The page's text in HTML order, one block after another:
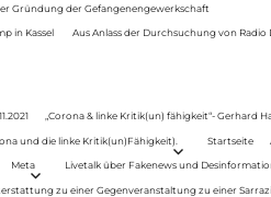
Gründung der Gefangenengewerkschaft
in Kassel Aus Anlass der Durchsuchung von Radio
„Corona & linke Kritik(un) fähigkeit“- Gerhard
und die linke Kritik(un)Fähigkeit). Startseite
Meta Livetalk über Fakenews und
zu einer Gegenveranstaltung zu einer